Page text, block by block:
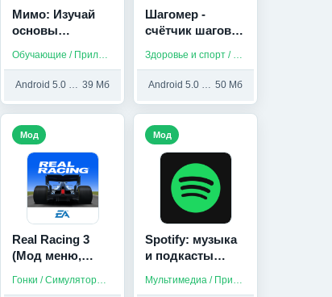
Мимо: Изучай
основы
Python, HTML и
др (Мод,
Обучающие / Приложения на русском
Android 5.0 и выше 39 Мб
Шагомер -
счётчик шагов и
здоровья (Мод,
Unlocked)
Здоровье и спорт / Приложения на русском
Android 5.0 и выше 50 Мб
Real Racing 3
(Мод меню,
Гонки / Симуляторы / На русском
Мод
Spotify: музыка
и подкасты
разблокировано)
Мультимедиа / Приложения на русском / Музыка
Мод